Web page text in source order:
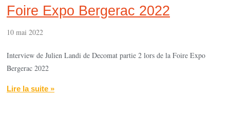
Foire Expo Bergerac 2022
10 mai 2022
Interview de Julien Landi de Decomat partie 2 lors de la Foire Expo
Bergerac 2022
Lire la suite »